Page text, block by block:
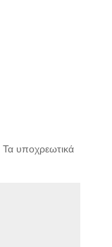
Τα υποχρεωτικά